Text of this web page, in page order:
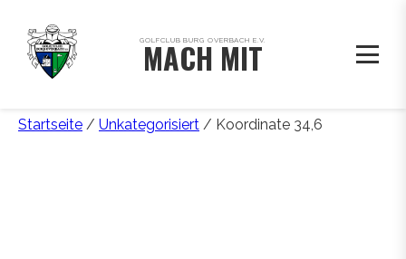
GOLFCLUB BURG OVERBACH E.V.
MACH MIT
Startseite / Unkategorisiert / Koordinate 34,6